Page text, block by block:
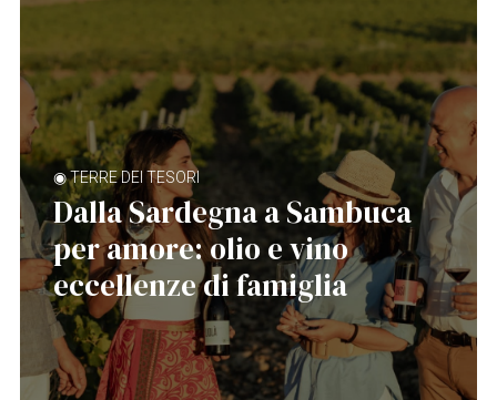
◉ TERRE DEI TESORI
Dalla Sardegna a Sambuca
per amore: olio e vino
eccellenze di famiglia